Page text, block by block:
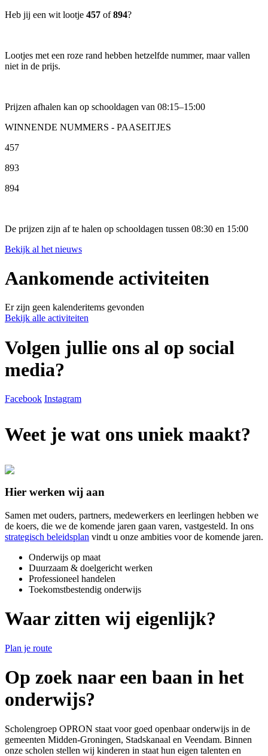
Heb jij een wit lootje 457 of894?
Lootjes met een roze rand hebben hetzelfde nummer, maar vallen
niet in de prijs.
Prijzen afhalen kan op schooldagen van 08:15–15:00
WINNENDE NUMMERS - PAASEITJES
457
893
894
De prijzen zijn af te halen op schooldagen tussen 08:30 en 15:00
Bekijk al het nieuws
Aankomende activiteiten
Er zijn geen kalenderitems gevonden
Bekijk alle activiteiten
Volgen jullie ons al op social
media?
Facebook Instagram
Weet je wat ons uniek maakt?
Hier werken wij aan
Samen met ouders, partners, medewerkers en leerlingen hebben we
de koers, die we de komende jaren gaan varen, vastgesteld. In ons
strategisch beleidsplan vindt u onze ambities voor de komende jaren.
Onderwijs op maat
Duurzaam & doelgericht werken
Professioneel handelen
Toekomstbestendig onderwijs
Waarzitten wij eigenlijk?
Plan je route
Op zoek naar een baan in het
onderwijs?
Scholengroep OPRON staat voor goed openbaar onderwijs in de
gemeenten Midden-Groningen, Stadskanaal en Veendam. Binnen
onze scholen stellen wij kinderen in staat hun eigen talenten en